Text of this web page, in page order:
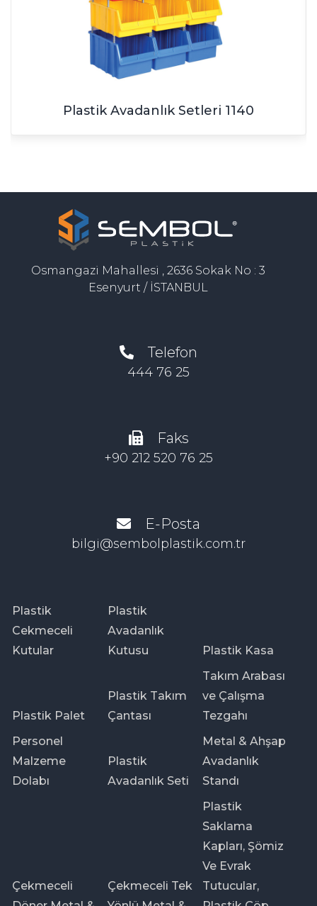
Plastik Avadanlık Setleri 1140
Osmangazi Mahallesi , 2636 Sokak No : 3
Esenyurt / İSTANBUL
Telefon
444 76 25
Faks
+90 212 520 76 25
E-Posta
bilgi@sembolplastik.com.tr
Plastik
Cekmeceli
Kutular
Plastik
Avadanlık
Kutusu
Plastik Kasa
Plastik Palet
Plastik Takım
Çantası
Takım Arabası
ve Çalışma
Tezgahı
Personel
Malzeme
Dolabı
Plastik
Avadanlık Seti
Metal & Ahşap
Avadanlık
Standı
Çekmeceli
Çekmeceli Tek
Plastik
Saklama
Kapları, Şömiz
Ve Evrak
Tutucular,